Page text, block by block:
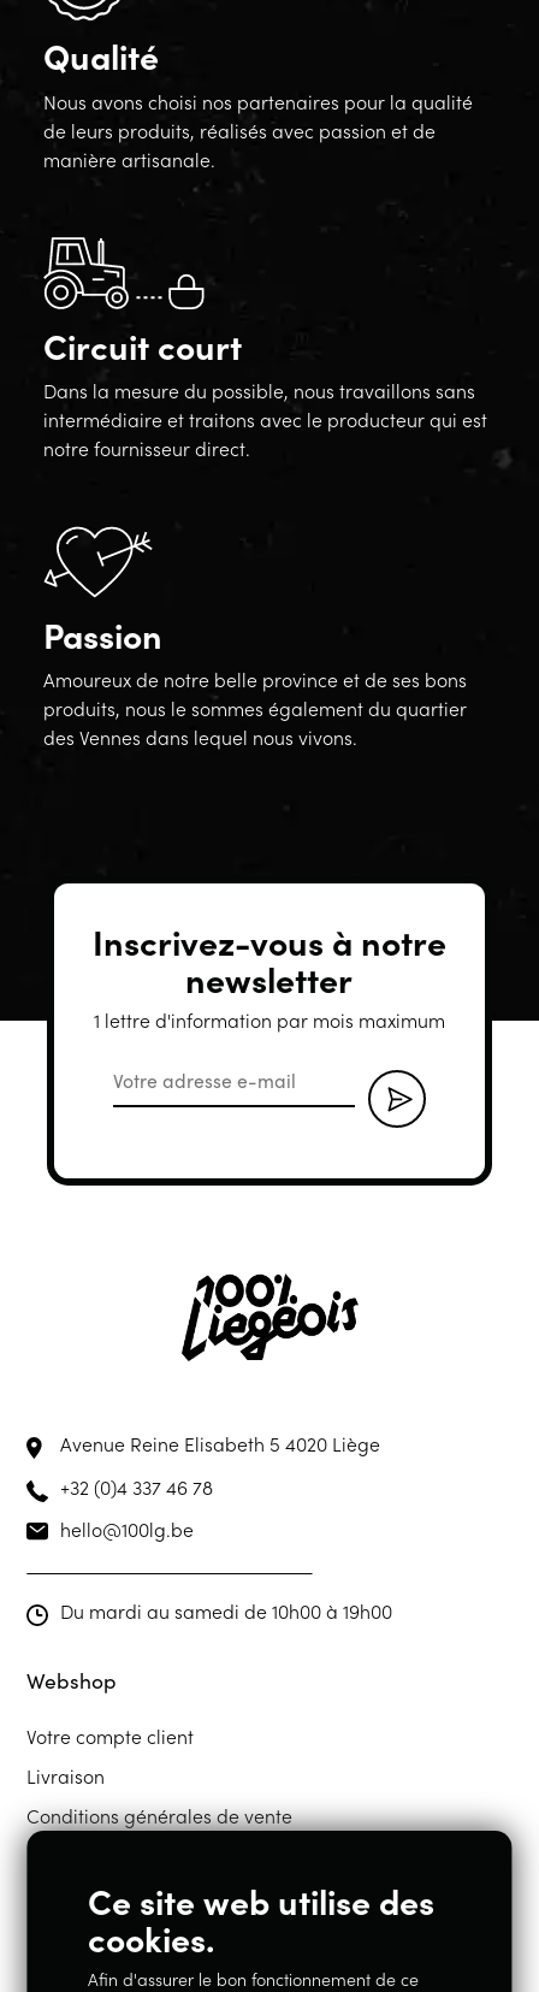
Qualité
Nous avons choisi nos partenaires pour la qualité
de leurs produits, réalisés avec passion et de
manière artisanale.
Circuit court
Dans la mesure du possible, nous travaillons sans
intermédiaire et traitons avec le producteur qui est
notre fournisseur direct.
Passion
Amoureux de notre belle province et de ses bons
produits, nous le sommes également du quartier
des Vennes dans lequel nous vivons.
Inscrivez-vous à notre
newsletter
1 lettre d'information par mois maximum
Avenue Reine Elisabeth 54020 Liège
+32 (0)4 337 46 78
hello@100lg.be
Du mardi au samedi de 10h00 à 19h00
Webshop
Votre compte client
Livraison
Conditions générales de vente
Restons en contact
Ce site web utilise des
cookies.
Afin d'assurer le bon fonctionnement de ce